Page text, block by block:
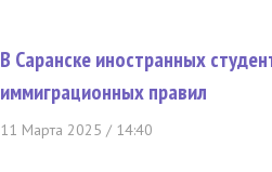
В Саранске иностранных
иммиграционных правил
11 Марта 2025 / 14:40